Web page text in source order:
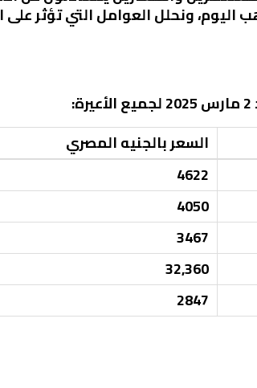
ونحلل العوامل التي تؤثر
السعر بالجنيه المصري
4622
4050
3467
32,360
2847